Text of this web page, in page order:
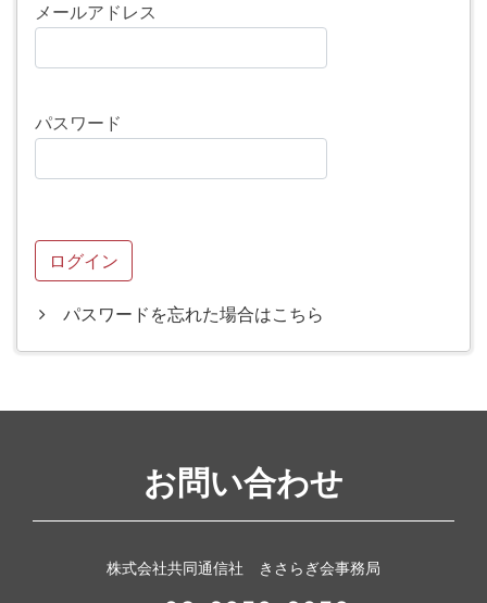
メールアドレス
パスワード
パスワードを忘れた場合はこちら
お問い合わせ
株式会社共同通信社 きさらぎ会事務局